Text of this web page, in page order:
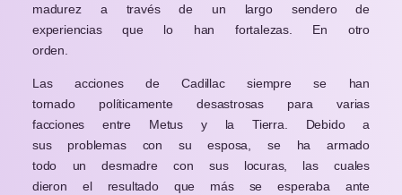
madurez a través de un largo sendero de
experiencias que lo han fortalezas. En otro
orden.
Las acciones de Cadillac siempre se han
tornado políticamente desastrosas para varias
facciones entre Metus y la Tierra. Debido a
sus problemas con su esposa, se ha armado
todo un desmadre con sus locuras, las cuales
dieron el resultado que más se esperaba ante